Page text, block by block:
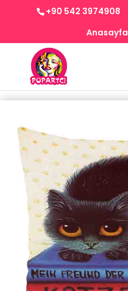
+90 542 3974908
Anasayfa